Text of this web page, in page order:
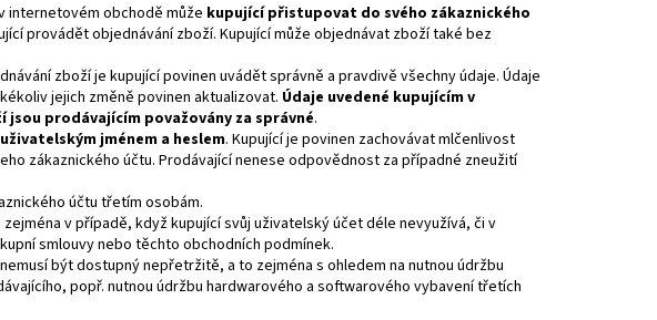
internetovém obchodě může kupující přistupovat do svého zákaznického
provádět objednávání zboží. Kupující může objednávat zboží také bez
zboží je kupující povinen uvádět správně a pravdivě všechny údaje. Údaje
jejich změně povinen aktualizovat. Údaje uvedené kupujícím v
prodávajícím považovány za správné.
jménem a heslem. Kupující je povinen zachovávat mlčenlivost
zákaznického účtu. Prodávající nenese odpovědnost za případné zneužití
účtu třetím osobám.
v případě, když kupující svůj uživatelský účet déle nevyužívá, či v
smlouvy nebo těchto obchodních podmínek.
být dostupný nepřetržitě, a to zejména s ohledem na nutnou údržbu
popř. nutnou údržbu hardwarového a softwarového vybavení třetích